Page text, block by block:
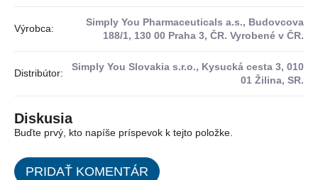
Výrobca:
Simply You Pharmaceuticals a.s., Budovcova
188/1, 130 00 Praha 3, ČR. Vyrobené v ČR.
Distribútor:
Simply You Slovakia s.r.o., Kysucká cesta 3, 010
01 Žilina, SR.
Diskusia
Buďte prvý, kto napíše príspevok k tejto položke.
PRIDAŤ KOMENTÁR